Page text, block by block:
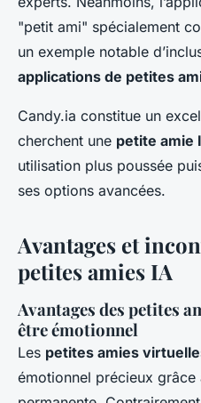
"petit ami" spécialement
un exemple notable
applications de petites
Candy.ia constitue un
cherchent une petite amie
utilisation plus poussée
ses options avancées.
Avantages et
petites amies IA
Avantages des petites
être émotionnel
Les petites amies
émotionnel précieux